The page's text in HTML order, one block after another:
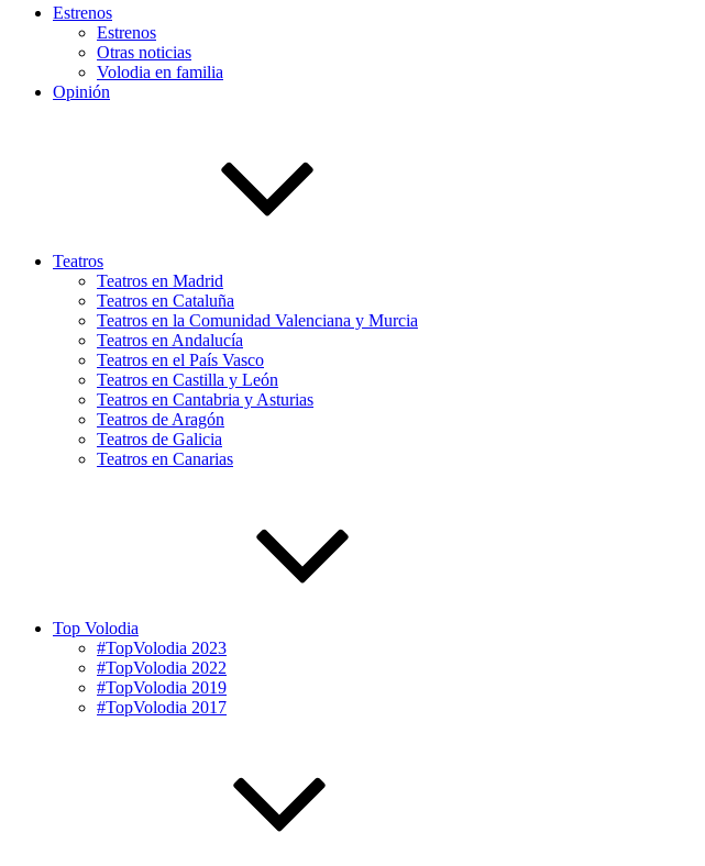
Estrenos
Estrenos
Otras noticias
Volodia en familia
Opinión
Teatros
Teatros en Madrid
Teatros en Cataluña
Teatros en la Comunidad Valenciana y Murcia
Teatros en Andalucía
Teatros en el País Vasco
Teatros en Castilla y León
Teatros en Cantabria y Asturias
Teatros de Aragón
Teatros de Galicia
Teatros en Canarias
Top Volodia
#TopVolodia 2023
#TopVolodia 2022
#TopVolodia 2019
#TopVolodia 2017